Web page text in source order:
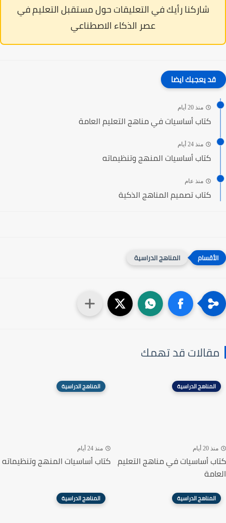
شاركنا رأيك في التعليقات حول مستقبل التعليم في
عصر الذكاء الاصطناعي
قد يعجبك ايضا
منذ 20 أيام
كتاب أساسيات في مناهج التعليم العامة
منذ 24 أيام
كتاب أساسيات المنهج وتنظيماته
منذ عام
كتاب تصميم المناهج الذكية
المناهج الدراسية
مقالات قد تهمك
المناهج الدراسية
منذ 20 أيام
كتاب أساسيات في مناهج التعليم
العامة
المناهج الدراسية
منذ 24 أيام
كتاب أساسيات المنهج وتنظيماته
المناهج الدراسية المناهج الدراسية